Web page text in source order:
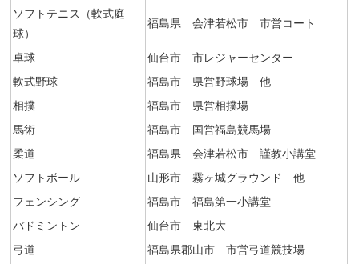
ソフトテニス（軟式庭
球）
福島県 会津若松市 市営コート
卓球
仙台市 市レジャーセンター
軟式野球
福島市 県営野球場 他
相撲
福島市 県営相撲場
馬術
福島市 国営福島競馬場
柔道
福島県 会津若松市 謹教小講堂
ソフトボール
山形市 霧ヶ城グラウンド 他
フェンシング
福島市 福島第一小講堂
バドミントン
仙台市 東北大
弓道
福島県郡山市 市営弓道競技場